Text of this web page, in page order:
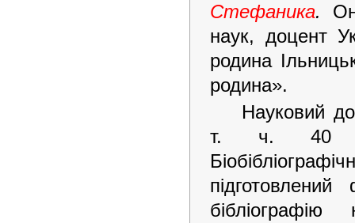
Стефаника.
наук, доцент
родина
родина».
Науковий
т. ч. 40